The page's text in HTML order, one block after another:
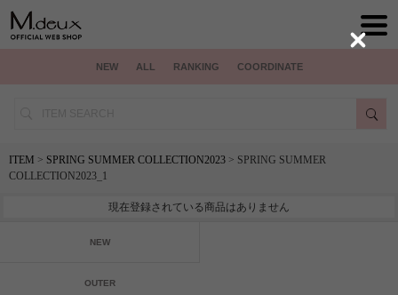
NEW ALL RANKING COORDINATE
ITEM > SPRING SUMMER COLLECTION2023 > SPRING SUMMER
COLLECTION2023_1
現在登録されている商品はありません
NEW
OUTER
Close